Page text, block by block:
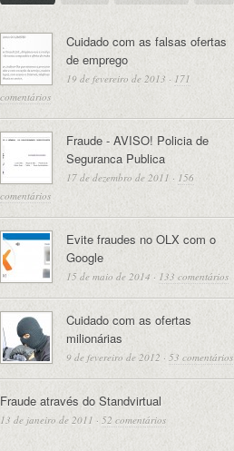
Cuidado com as falsas ofertas
de emprego
19 de fevereiro de 2013 · 171
comentários
Fraude - AVISO! Policia de
Seguranca Publica
17 de dezembro de 2011 · 156
comentários
Evite fraudes no OLX com o
Google
15 de maio de 2014 · 133 comentários
Cuidado com as ofertas
milionárias
9 de fevereiro de 2012 · 53 comentários
Fraude através do Standvirtual
13 de janeiro de 2011 · 52 comentários